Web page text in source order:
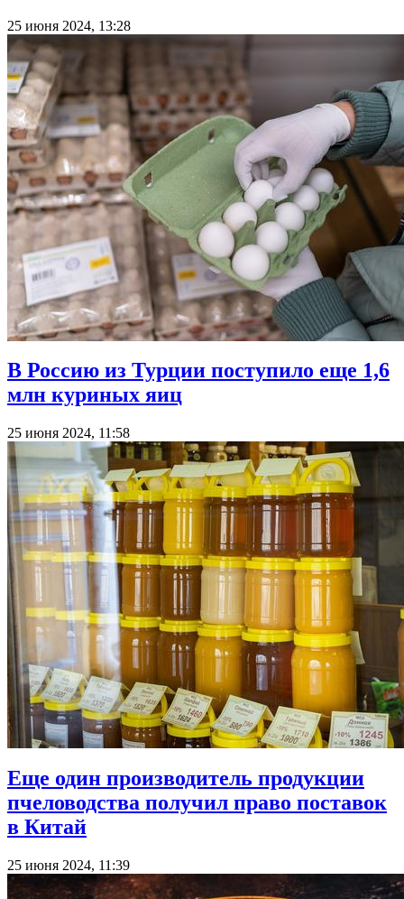
25 июня 2024, 13:28
В Россию из Турции поступило еще 1,6
млн куриных яиц
25 июня 2024, 11:58
Еще один производитель продукции
пчеловодства получил право поставок
в Китай
25 июня 2024, 11:39